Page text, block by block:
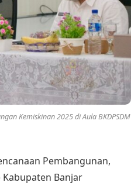
Kemiskinan 2025 di Aula BKDPSDM
Pembangunan,
Banjar